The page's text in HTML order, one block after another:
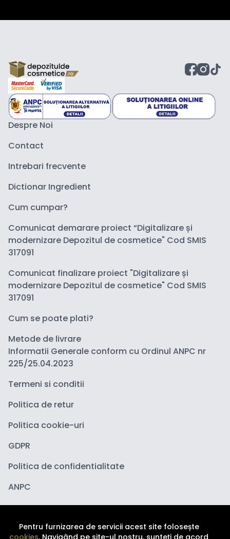
Despre Noi
Contact
Intrebari frecvente
Dictionar Ingredient
Cum cumpar?
Comunicat demarare proiect “Digitalizare și
modernizare Depozitul de cosmetice" Cod SMIS
317091
Comunicat finalizare proiect "Digitalizare și
modernizare Depozitul de cosmetice" Cod SMIS
317091
Cum se poate plati?
Metode de livrare
Informatii Generale conform cu Ordinul ANPC nr
225/25.04.2023
Termeni si conditii
Politica de retur
Politica cookie-uri
GDPR
Politica de confidentialitate
ANPC
Pentru furnizarea de servicii acest site folosește
cookies. Navigând pe site-ul nostru, sunteți de acord